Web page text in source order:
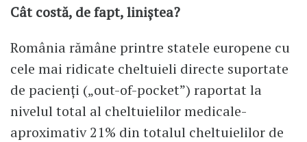
Cât costă, de fapt, liniștea?
România rămâne printre statele europene cu
cele mai ridicate cheltuieli directe suportate
de pacienți („out-of-pocket”) raportat la
nivelul total al cheltuielilor medicale-
aproximativ 21% din totalul cheltuielilor de